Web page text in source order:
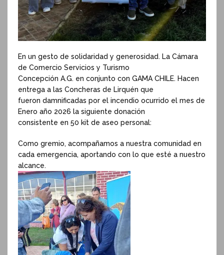
En un gesto de solidaridad y generosidad. La Cámara
de Comercio Servicios y Turismo
Concepción A.G. en conjunto con GAMA CHILE. Hacen
entrega a las Concheras de Lirquén que
fueron damnificadas por el incendio ocurrido el mes de
Enero año 2026 la siguiente donación
consistente en 50 kit de aseo personal:
Como gremio, acompañamos a nuestra comunidad en
cada emergencia, aportando con lo que esté a nuestro
alcance.